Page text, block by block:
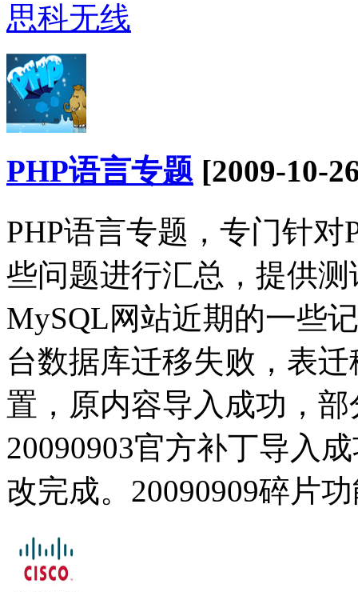
思科无线
PHP语言专题 [2009-10-
PHP语言专题，专门针对
些问题进行汇总，提供
MySQL网站近期的一些
台数据库迁移失败，表
置，原内容导入成功，部
20090903官方补丁导入
改完成。20090909碎片